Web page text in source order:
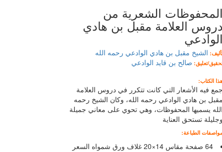
الشعرية من
العلامة مقبل بن هادي
الشيخ مقبل بن هادي الوادعي رحمه الله
تعليق: صالح بن قايد الوادعي
الكتاب:
فيه الأشعار التي كانت تتكرر في دروس العلامة
بن هادي الوادعي رحمه الله، وكان الشيخ رحمه
يسميها المحفوظات، وهي تحوي على معاني جميلة
تستحق العناية
الطباعة:
64 صفحة مقاس 14×20 غلاف ورق شمواه السعر